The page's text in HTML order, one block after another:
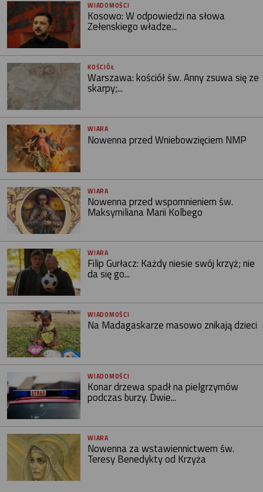
WIADOMOŚCI
Kosowo: W odpowiedzi na słowa
Zełenskiego władze...
KOŚCIÓŁ
Warszawa: kościół św. Anny zsuwa się ze
skarpy;...
WIARA
Nowenna przed Wniebowzięciem NMP
WIARA
Nowenna przed wspomnieniem św.
Maksymiliana Marii Kolbego
WIARA
Filip Gurłacz: Każdy niesie swój krzyż; nie
da się go...
WIADOMOŚCI
Na Madagaskarze masowo znikają dzieci
WIADOMOŚCI
Konar drzewa spadł na pielgrzymów
podczas burzy. Dwie...
WIARA
Nowenna za wstawiennictwem św.
Teresy Benedykty od Krzyża